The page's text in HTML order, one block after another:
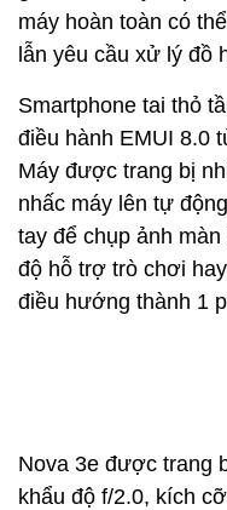
máy hoàn toàn có
lẫn yêu cầu xử lý đồ
Smartphone tai thỏ
điều hành EMUI 8.0
Máy được trang bị
nhấc máy lên tự
tay để chụp ảnh
độ hỗ trợ trò chơi
điều hướng thành 1
Nova 3e được trang
khẩu độ f/2.0, kích